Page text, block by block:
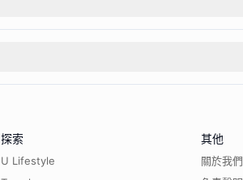
探索
U Lifestyle
其他
關於我們